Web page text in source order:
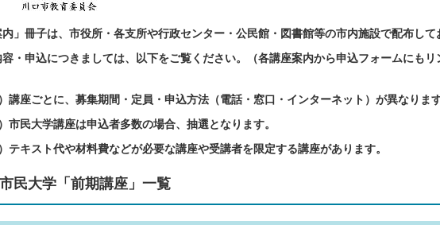
内」冊子は、市役所・各支所や行政センター・公民館・図書館等の市内施設で配布して
・申込につきましては、以下をご覧ください。（各講座案内から申込フォームにもリ
）講座ごとに、募集期間・定員・申込方法（電話・窓口・インターネット）が異なります
市民大学講座は申込者多数の場合、抽選となります。
テキスト代や材料費などが必要な講座や受講者を限定する講座があります。
民大学「前期講座」一覧